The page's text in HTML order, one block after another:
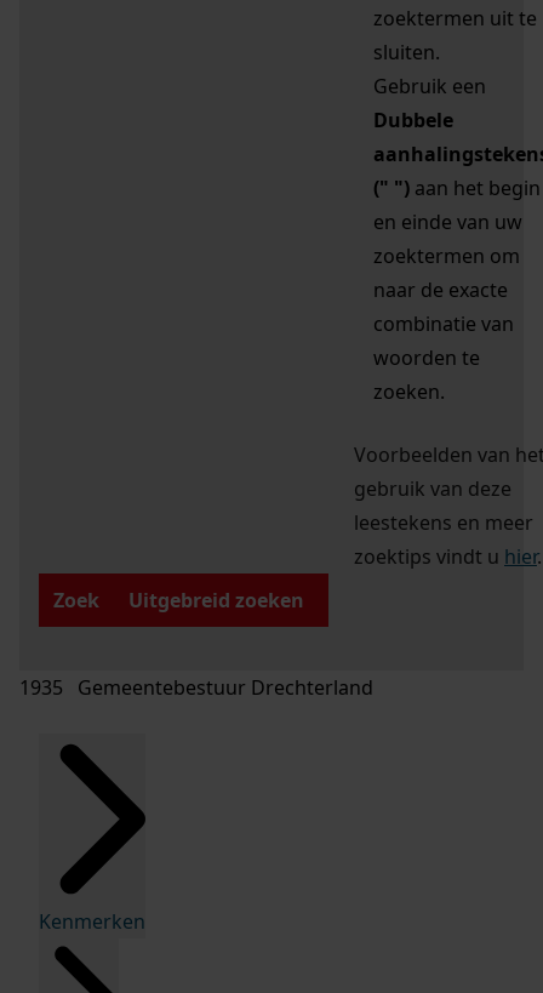
zoektermen uit te
sluiten.
Gebruik een
Dubbele
(" ") aan het begin
en einde van uw
zoektermen om
naar de exacte
combinatie van
woorden te
zoeken.
Voorbeelden van
gebruik van deze
leestekens en meer
zoektips vindt u hier.
Zoek
Uitgebreid zoeken
1935 Gemeentebestuur Drechterland
Kenmerken